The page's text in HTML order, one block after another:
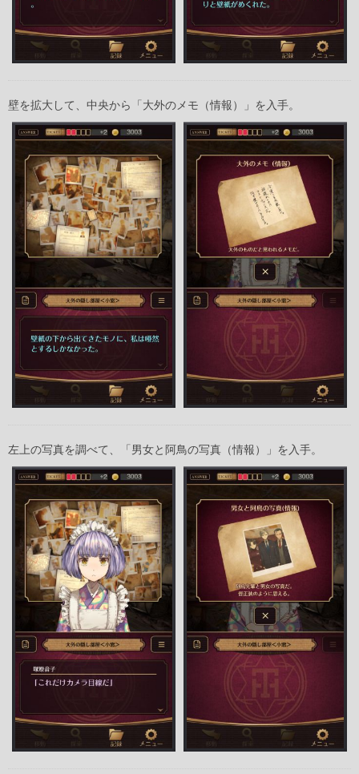
壁を拡大して、中央から「大外のメモ（情報）」を入手。
左上の写真を調べて、「男女と阿鳥の写真（情報）」を入手。